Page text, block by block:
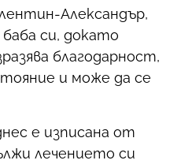
Александър,
си, докато
благодарност,
и може да се
е изписана от
лечението си